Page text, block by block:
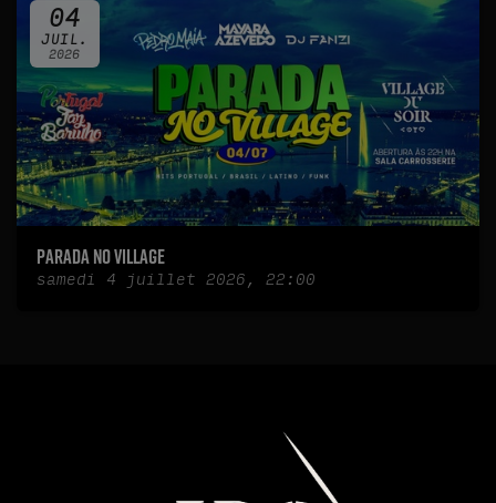
04
JUIL.
2026
Parada No Village
samedi 4 juillet 2026, 22:00